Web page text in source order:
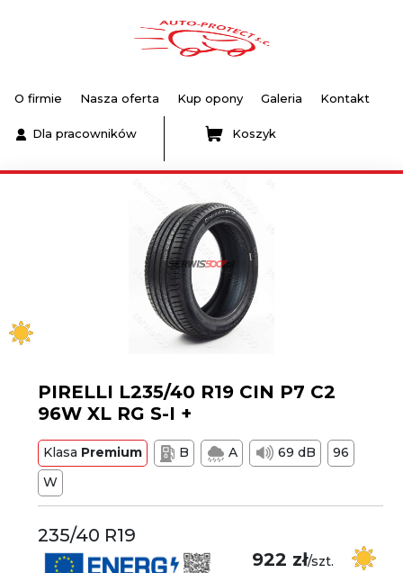
O firmie Nasza oferta Kup opony Galeria Kontakt
Dla pracowników Koszyk
PIRELLI L235/40 R19 CIN P7 C2
96W XL RG S-I +
Klasa Premium B A 69 dB
96
W
235/40 R19
922 zł/szt.